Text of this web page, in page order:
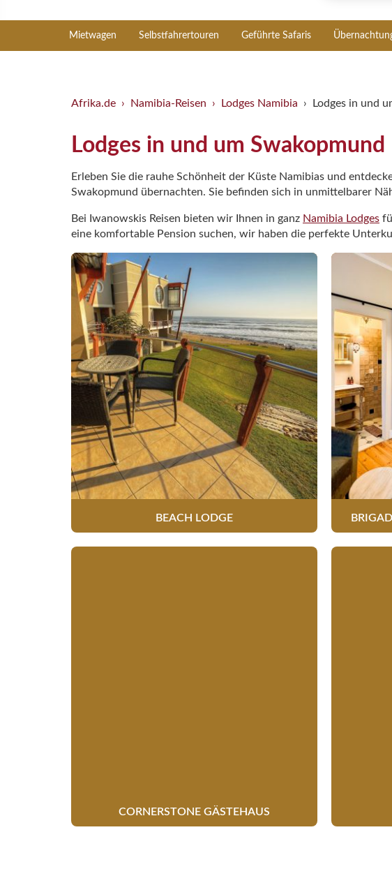
Mietwagen Selbstfahrertouren Geführte Safaris
Afrika.de Namibia-Reisen Lodges Namibia Lodges in und
Lodges in und um Swakopmund
Erleben Sie die rauhe Schönheit der Küste Namibias und
Swakopmund übernachten. Sie befinden sich in unmittelbarer
Bei Iwanowskis Reisen bieten wir Ihnen in ganz Namibia Lodges
eine komfortable Pension suchen, wir haben die perfekte
BEACH LODGE
CORNERSTONE GÄSTEHAUS